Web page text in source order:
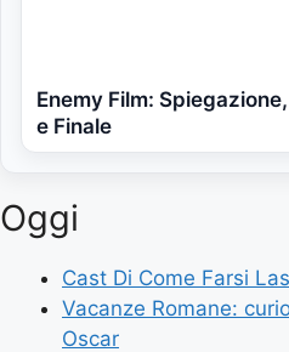
Enemy Film:
e Finale
Oggi
Cast Di Come Farsi
Vacanze Romane:
Oscar